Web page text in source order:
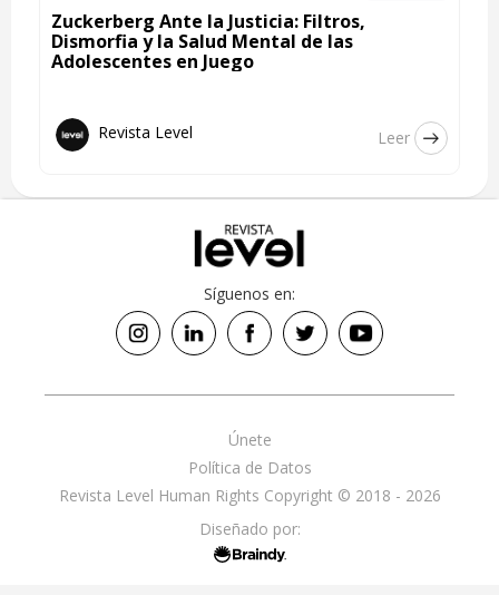
Zuckerberg Ante la Justicia: Filtros,
Dismorfia y la Salud Mental de las
Adolescentes en Juego
Revista Level Leer
Síguenos en:
Revista Level Human Rights Copyright © 2018 - 2026
Política de Datos
Únete
Diseñado por: